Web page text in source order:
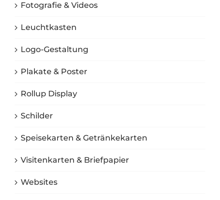
Fotografie & Videos
Leuchtkasten
Logo-Gestaltung
Plakate & Poster
Rollup Display
Schilder
Speisekarten & Getränkekarten
Visitenkarten & Briefpapier
Websites